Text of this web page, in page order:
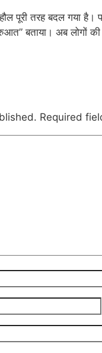
पूरी तरह बदल गया
बताया। अब
Required